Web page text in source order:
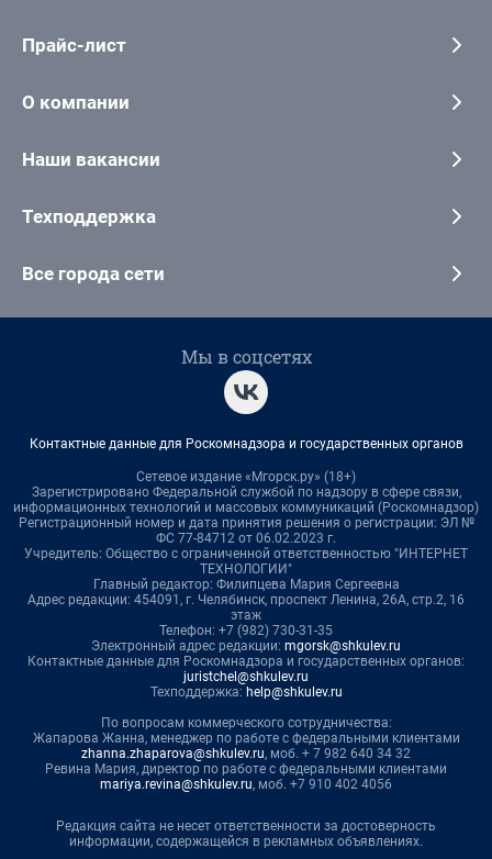
Прайс-лист
О компании
Наши вакансии
Техподдержка
Все города сети
Мы в соцсетях
Контактные данные для Роскомнадзора и государственных органов
Сетевое издание «Мгорск.ру» (18+)
Зарегистрировано Федеральной службой по надзору в сфере связи,
информационных технологий и массовых коммуникаций (Роскомнадзор)
Регистрационный номер и дата принятия решения о регистрации: ЭЛ №
ФС 77-84712 от 06.02.2023 г.
Учредитель: Общество с ограниченной ответственностью "ИНТЕРНЕТ
ТЕХНОЛОГИИ"
Главный редактор: Филипцева Мария Сергеевна
Адрес редакции: 454091, г. Челябинск, проспект Ленина, 26А, стр.2, 16
этаж
Телефон: +7 (982) 730-31-35
Электронный адрес редакции: mgorsk@shkulev.ru
Контактные данные для Роскомнадзора и государственных органов:
juristchel@shkulev.ru
Техподдержка: help@shkulev.ru
По вопросам коммерческого сотрудничества:
Жапарова Жанна, менеджер по работе с федеральными клиентами
zhanna.zhaparova@shkulev.ru, моб. + 7 982 640 34 32
Ревина Мария, директор по работе с федеральными клиентами
mariya.revina@shkulev.ru, моб. +7 910 402 4056
Редакция сайта не несет ответственности за достоверность
информации, содержащейся в рекламных объявлениях.